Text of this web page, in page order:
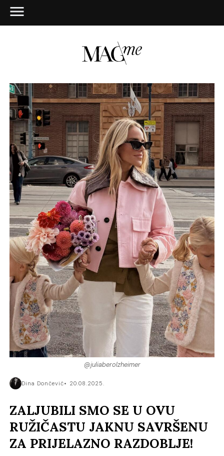
@juliaberolzheimer
Dina Dončević 20.08.2025.
ZALJUBILI SMO SE U OVU
RUŽIČASTU JAKNU SAVRŠENU
ZA PRIJELAZNO RAZDOBLJE!